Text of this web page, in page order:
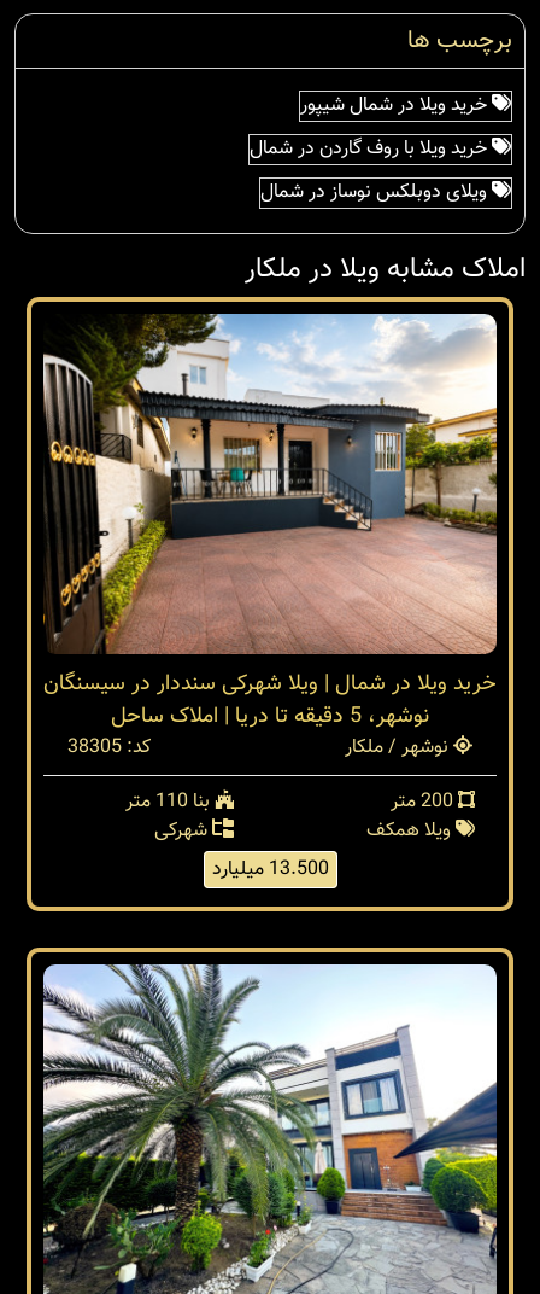
برچسب ها
خرید ویلا در شمال شیپور
خرید ویلا با روف گاردن در شمال
ویلای دوبلکس نوساز در شمال
املاک مشابه ویلا در ملکار
خرید ویلا در شمال | ویلا شهرکی سنددار در سیسنگان
نوشهر، 5 دقیقه تا دریا | املاک ساحل
نوشهر / ملکار
کد: 38305
بنا 110 متر
ویلا همکف
شهرکی
13.500 میلیارد